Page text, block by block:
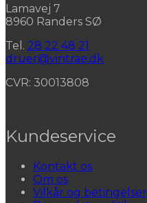
Lamavej 7
8960 Randers SØ
Tel. 28 22 48 21
druer@vintrae.dk
CVR: 30013808
Kundeservice
Kontakt os
Om os
Vilkår og betingelser